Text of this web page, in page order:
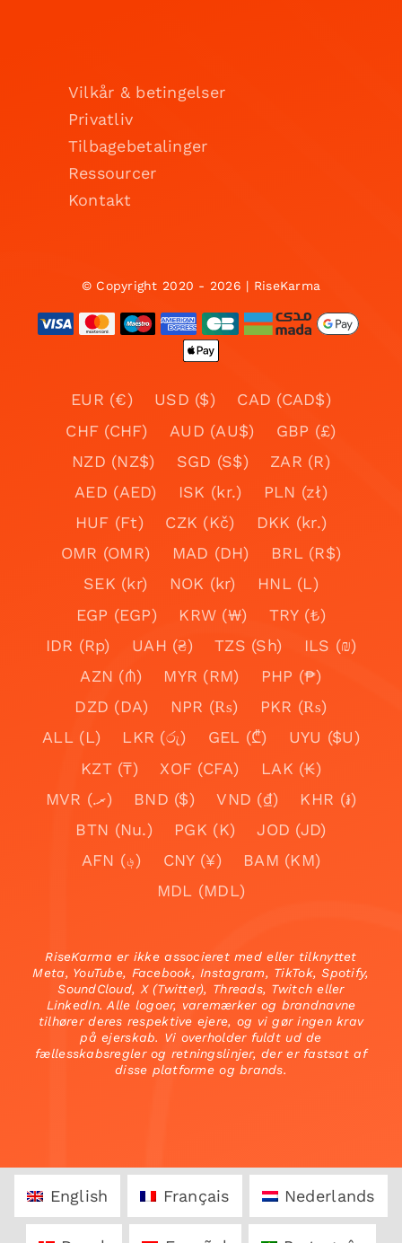
Vilkår & betingelser
Privatliv
Tilbagebetalinger
Ressourcer
Kontakt
© Copyright 2020 - 2026 | RiseKarma
EUR (€) USD ($)
CAD (CAD$)
CHF (CHF)
AUD (AU$)
GBP (£)
NZD (NZ$)
SGD (S$)
ZAR (R)
AED (AED)
ISK (kr.)
PLN (zł)
HUF (Ft)
CZK (Kč)
DKK (kr.)
OMR (OMR)
MAD (DH)
BRL (R$)
SEK (kr)
NOK (kr)
HNL (L)
EGP (EGP)
KRW (₩)
TRY (₺)
IDR (Rp)
UAH (₴) TZS (Sh)
ILS (₪)
AZN (₼)
MYR (RM)
PHP (₱)
DZD (DA)
NPR (₨)
PKR (₨)
ALL (L)
LKR (රු) GEL (₾)
UYU ($U)
KZT (₸)
XOF (CFA)
LAK (₭)
MVR (.ރ)
BND ($) VND (₫)
KHR (៛)
BTN (Nu.)
PGK (K)
JOD (JD)
AFN (؋)
CNY (¥)
BAM (KM)
MDL (MDL)
RiseKarma er ikke associeret med eller tilknyttet
Meta, YouTube, Facebook, Instagram, TikTok, Spotify,
SoundCloud, X (Twitter), Threads, Twitch eller
LinkedIn. Alle logoer, varemærker og brandnavne
tilhører deres respektive ejere, og vi gør ingen krav
på ejerskab. Vi overholder fuldt ud de
fællesskabsregler og retningslinjer, der er fastsat af
disse platforme og brands.
English Français Nederlands